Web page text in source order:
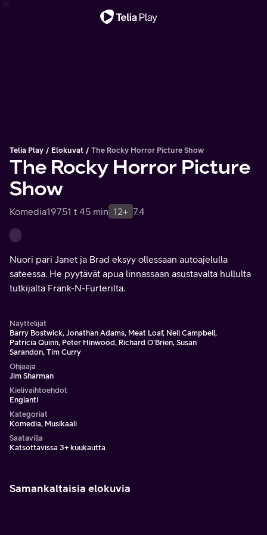
Telia Play Elokuvat The Rocky Horror Picture Show
The Rocky Horror Picture
Show
Komedia19751 t 45 min 12+ 7.4
Nuori pari Janet ja Brad eksyy ollessaan autoajelulla
sateessa. He pyytävät apua linnassaan asustavalta hullulta
tutkijalta Frank-N-Furterilta.
Näyttelijät
Barry Bostwick, Jonathan Adams, Meat Loaf, Nell Campbell,
Patricia Quinn, Peter Hinwood, Richard O'Brien, Susan
Sarandon, Tim Curry
Ohjaaja
Jim Sharman
Kielivaihtoehdot
Englanti
Kategoriat
Komedia, Musikaali
Saatavilla
Katsottavissa 3+ kuukautta
Samankaltaisia elokuvia